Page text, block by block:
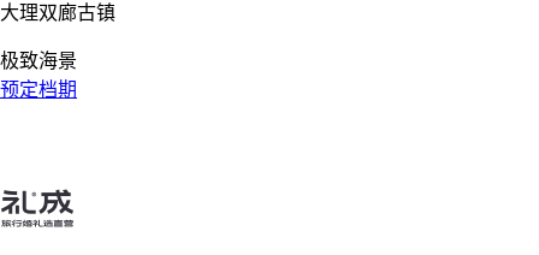
大理双廊古镇
极致海景
预定档期